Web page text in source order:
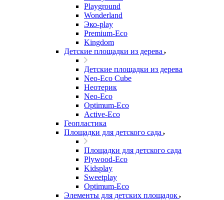
Playground
Wonderland
Эко-play
Premium-Eco
Kingdom
Детские площадки из дерева
Детские площадки из дерева
Neo-Eco Cube
Неотерик
Neo-Eco
Оptimum-Еco
Active-Eco
Геопластика
Площадки для детского сада
Площадки для детского сада
Plywood-Eco
Kidsplay
Sweetplay
Оptimum-Еco
Элементы для детских площадок